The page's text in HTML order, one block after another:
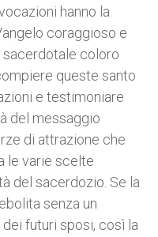
hanno la
coraggioso e
sacerdotale coloro
queste santo
e testimoniare
del messaggio
di attrazione che
le varie scelte
del sacerdozio. Se la
senza un
futuri sposi, così la